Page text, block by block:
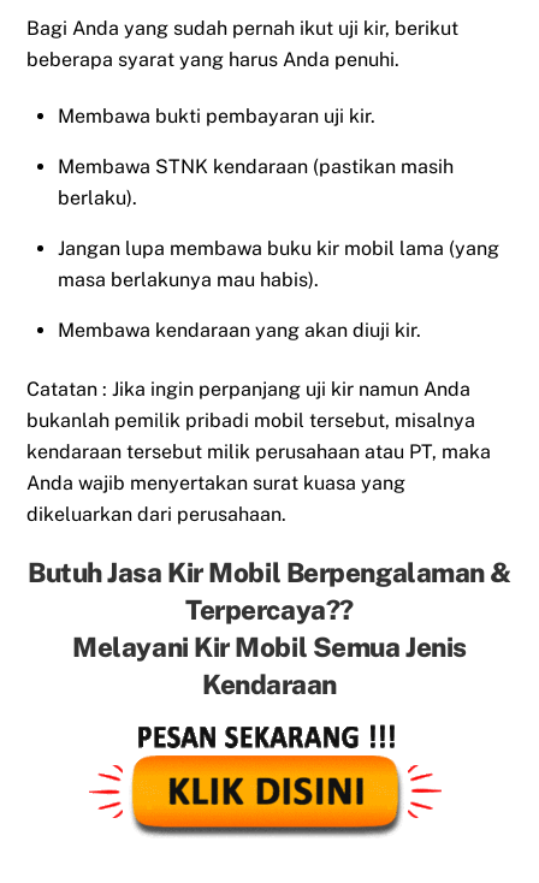
Bagi Anda yang sudah pernah ikut uji kir, berikut
beberapa syarat yang harus Anda penuhi.
Membawa bukti pembayaran uji kir.
Membawa STNK kendaraan (pastikan masih
berlaku).
Jangan lupa membawa buku kir mobil lama (yang
masa berlakunya mau habis).
Membawa kendaraan yang akan diuji kir.
Catatan : Jika ingin perpanjang uji kir namun Anda
bukanlah pemilik pribadi mobil tersebut, misalnya
kendaraan tersebut milik perusahaan atau PT, maka
Anda wajib menyertakan surat kuasa yang
dikeluarkan dari perusahaan.
Butuh Jasa Kir Mobil Berpengalaman &
Terpercaya??
Melayani Kir Mobil Semua Jenis
Kendaraan